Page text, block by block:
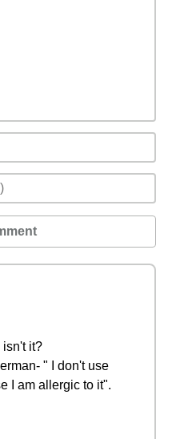
isn't it?
" I don't use
I am allergic to it".